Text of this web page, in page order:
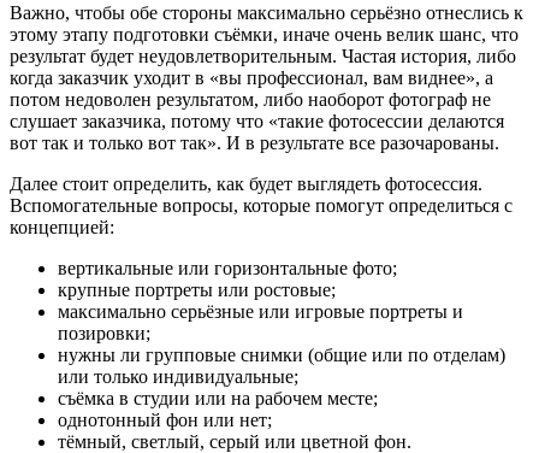
Важно, чтобы обе стороны максимально серьёзно отнеслись к
этому этапу подготовки съёмки, иначе очень велик шанс, что
результат будет неудовлетворительным. Частая история, либо
когда заказчик уходит в «вы профессионал, вам виднее», а
потом недоволен результатом, либо наоборот фотограф не
слушает заказчика, потому что «такие фотосессии делаются
вот так и только вот так». И в результате все разочарованы.
Далее стоит определить, как будет выглядеть фотосессия.
Вспомогательные вопросы, которые помогут определиться с
концепцией:
вертикальные или горизонтальные фото;
крупные портреты или ростовые;
максимально серьёзные или игровые портреты и
позировки;
нужны ли групповые снимки (общие или по отделам)
или только индивидуальные;
съёмка в студии или на рабочем месте;
однотонный фон или нет;
тёмный, светлый, серый или цветной фон.